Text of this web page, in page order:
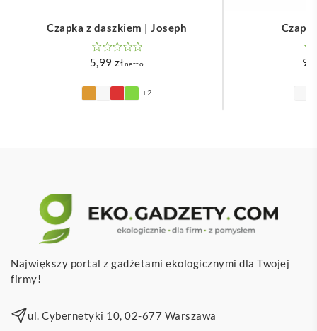
Czapka z daszkiem | Joseph
5,99złnetto
+2
Największy portal z gadżetami ekologicznymi dla Twojej
firmy!
ul. Cybernetyki 10, 02-677 Warszawa